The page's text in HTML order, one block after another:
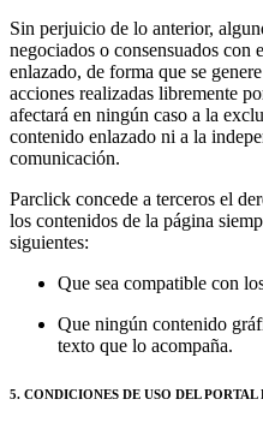
Sin perjuicio de lo anterior,
negociados o consensuados con
enlazado, de forma que se
acciones realizadas libremente
afectará en ningún caso a la
contenido enlazado ni a la
comunicación.
Parclick concede a terceros el
los contenidos de la página
siguientes:
Que sea compatible con
Que ningún contenido
texto que lo acompaña.
5. CONDICIONES DE USO DEL PORTAL